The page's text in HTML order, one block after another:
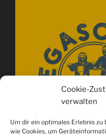
Cookie-
verwalten
Um dir ein optimales Erlebnis
wie Cookies, um